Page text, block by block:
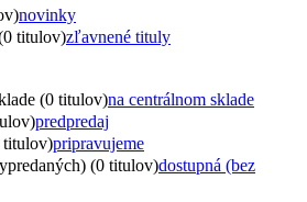
novinky
titulov)zľavnené tituly
(0 titulov)na centrálnom sklade
predpredaj
titulov)pripravujeme
(0 titulov)dostupná (bez